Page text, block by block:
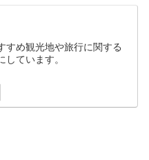
すめ観光地や旅行に関する
しています。